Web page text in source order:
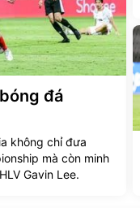
đá
không chỉ đưa
mà còn minh
Gavin Lee.